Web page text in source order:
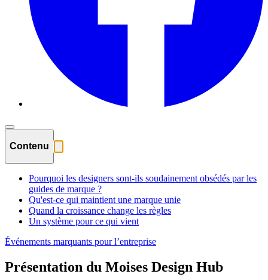
Contenu
Pourquoi les designers sont-ils soudainement obsédés par les
guides de marque ?
Qu'est-ce qui maintient une marque unie
Quand la croissance change les règles
Un système pour ce qui vient
Événements marquants pour l’entreprise
Présentation du Moises Design Hub